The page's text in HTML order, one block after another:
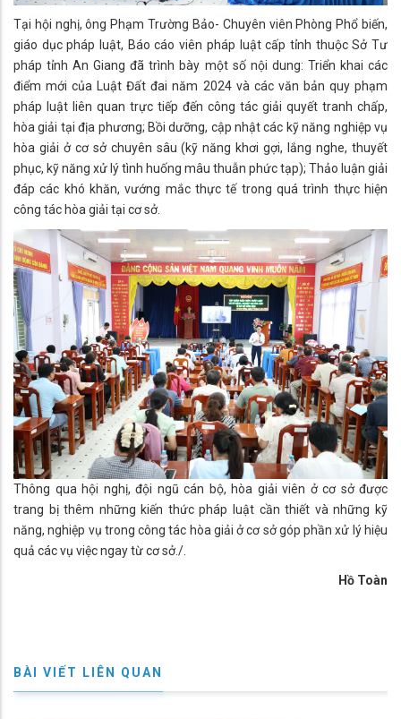
Tại hội nghị, ông Phạm Trường Bảo- Chuyên viên Phòng Phổ biến,
giáo dục pháp luật, Báo cáo viên pháp luật cấp tỉnh thuộc Sở Tư
pháp tỉnh An Giang đã trình bày một số nội dung: Triển khai các
điểm mới của Luật Đất đai năm 2024 và các văn bản quy phạm
pháp luật liên quan trực tiếp đến công tác giải quyết tranh chấp,
hòa giải tại địa phương; Bồi dưỡng, cập nhật các kỹ năng nghiệp vụ
hòa giải ở cơ sở chuyên sâu (kỹ năng khơi gợi, lắng nghe, thuyết
phục, kỹ năng xử lý tình huống mâu thuẫn phức tạp); Thảo luận giải
đáp các khó khăn, vướng mắc thực tế trong quá trình thực hiện
công tác hòa giải tại cơ sở.
Thông qua hội nghị, đội ngũ cán bộ, hòa giải viên ở cơ sở được
trang bị thêm những kiến thức pháp luật cần thiết và những kỹ
năng, nghiệp vụ trong công tác hòa giải ở cơ sở góp phần xử lý hiệu
quả các vụ việc ngay từ cơ sở./.
Hồ Toàn
BÀI VIẾT LIÊN QUAN